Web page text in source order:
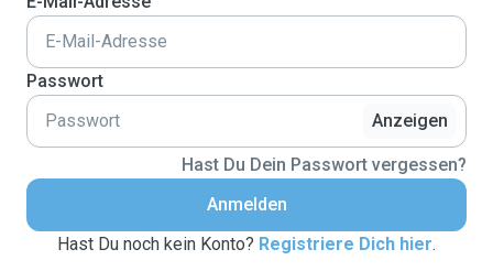
Passwort
Anzeigen
Hast Du Dein Passwort vergessen?
Anmelden
Hast Du noch kein Konto? Registriere Dich hier.